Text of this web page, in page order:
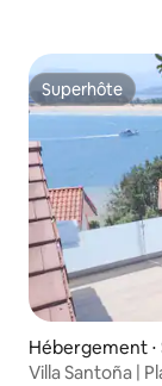
Superhôte
Superhôte
Hébergement ⋅
Villa Santoña |